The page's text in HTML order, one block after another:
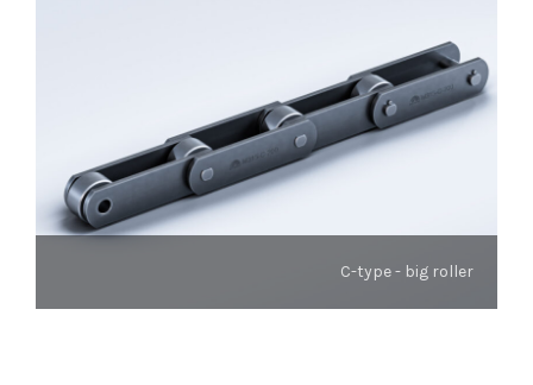
C-type - big roller